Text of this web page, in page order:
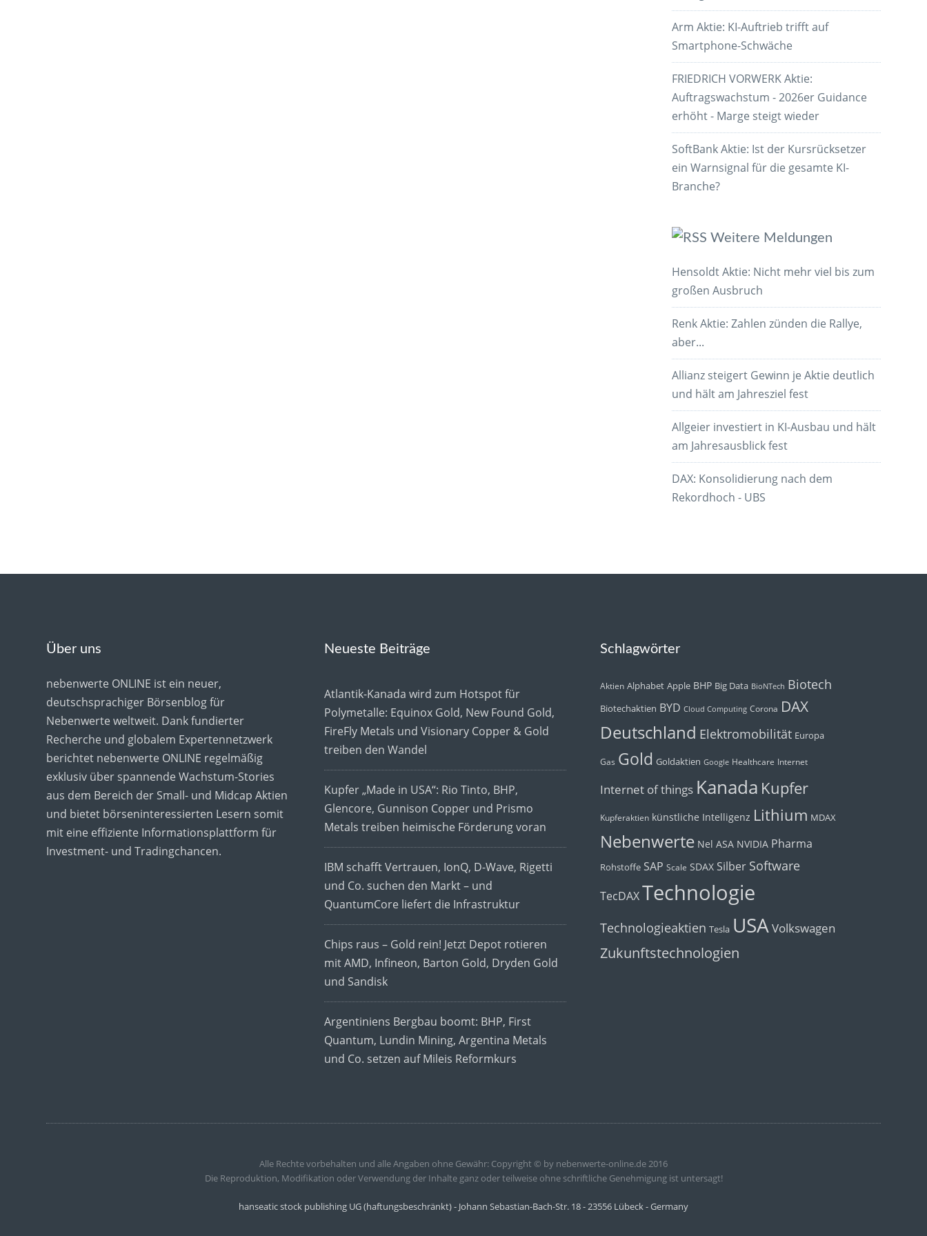
Arm Aktie: KI-Auftrieb trifft auf
Smartphone-Schwäche
FRIEDRICH VORWERK Aktie:
Auftragswachstum - 2026er Guidance
erhöht - Marge steigt wieder
SoftBank Aktie: Ist der Kursrücksetzer
ein Warnsignal für die gesamte KI-
Branche?
Weitere Meldungen
Hensoldt Aktie: Nicht mehr viel bis zum
großen Ausbruch
Renk Aktie: Zahlen zünden die Rallye,
aber...
Allianz steigert Gewinn je Aktie deutlich
und hält am Jahresziel fest
Allgeier investiert in KI-Ausbau und hält
am Jahresausblick fest
DAX: Konsolidierung nach dem
Rekordhoch - UBS
Über uns
nebenwerte ONLINE ist ein neuer,
deutschsprachiger Börsenblog für
Nebenwerte weltweit. Dank fundierter
Recherche und globalem Expertennetzwerk
berichtet nebenwerte ONLINE regelmäßig
exklusiv über spannende Wachstum-Stories
aus dem Bereich der Small- und Midcap Aktien
und bietet börseninteressierten Lesern somit
mit eine effiziente Informationsplattform für
Investment- und Tradingchancen.
Neueste Beiträge
Atlantik-Kanada wird zum Hotspot für
Polymetalle: Equinox Gold, New Found Gold,
FireFly Metals und Visionary Copper & Gold
treiben den Wandel
Kupfer „Made in USA“: Rio Tinto, BHP,
Glencore, Gunnison Copper und Prismo
Metals treiben heimische Förderung voran
IBM schafft Vertrauen, IonQ, D-Wave, Rigetti
und Co. suchen den Markt – und
QuantumCore liefert die Infrastruktur
Chips raus – Gold rein! Jetzt Depot rotieren
mit AMD, Infineon, Barton Gold, Dryden Gold
und Sandisk
Argentiniens Bergbau boomt: BHP, First
Quantum, Lundin Mining, Argentina Metals
und Co. setzen auf Mileis Reformkurs
Schlagwörter
Aktien Alphabet Apple BHP Big Data BioNTech Biotech
Biotechaktien BYD Cloud Computing Corona DAX
Deutschland Elektromobilität Europa
Gas Gold Goldaktien Google Healthcare Internet
Internet of things Kanada Kupfer
Kupferaktien künstliche Intelligenz Lithium MDAX
Nebenwerte Nel ASA NVIDIA Pharma
Rohstoffe SAP Scale SDAX Silber Software
TecDAX Technologie
Technologieaktien Tesla USAVolkswagen
Zukunftstechnologien
Alle Rechte vorbehalten und alle Angaben ohne Gewähr: Copyright © by nebenwerte-online.de 2016
Die Reproduktion, Modifikation oder Verwendung der Inhalte ganz oder teilweise ohne schriftliche Genehmigung ist untersagt!
hanseatic stock publishing UG (haftungsbeschränkt) - Johann Sebastian-Bach-Str. 18 - 23556 Lübeck - Germany